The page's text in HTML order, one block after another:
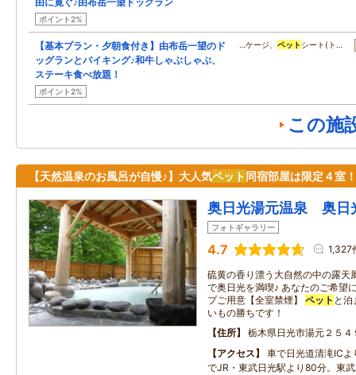
ポイント2%
【基本プラン・夕朝食付き】由布岳一望のド
ッグランとバイキング♪和牛しゃぶしゃぶ、
ステーキ食べ放題！
ポイント2%
…ケージ、 ペット シート(ト…
この施
【天然温泉のお風呂が自慢♪】大人気ペット同宿部屋は限定４室！
奥日光湯元温泉 奥日
フォトギャラリー
4.7 1,327
硫黄の香り漂う大自然の中の露天
で奥日光を満喫♪ あなたのご希望
プご用意【全室禁煙】 ペット と
いもの勝ちです！
住所
栃木県日光市湯元２５４
アクセス
車で日光道清滝IC
でJR・東武日光駅より80分。東